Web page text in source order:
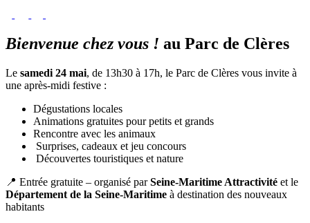
Bienvenue chez vous ! au Parc de Clères
Le samedi 24 mai, de 13h30 à 17h, le Parc de Clères vous invite à
une après-midi festive :
Dégustations locales
Animations gratuites pour petits et grands
Rencontre avec les animaux
Surprises, cadeaux et jeu concours
Découvertes touristiques et nature
📍 Entrée gratuite – organisé parSeine-Maritime Attractivité et le
Département de la Seine-Maritime à destination des nouveaux
habitants